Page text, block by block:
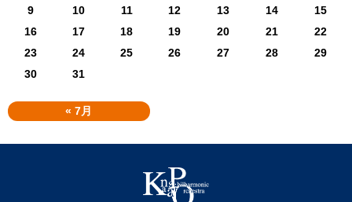
« 7月
9
10 11 12 13 14
15
16
17 18 19 20 21
22
23
24 25 26 27 28
29
30
31